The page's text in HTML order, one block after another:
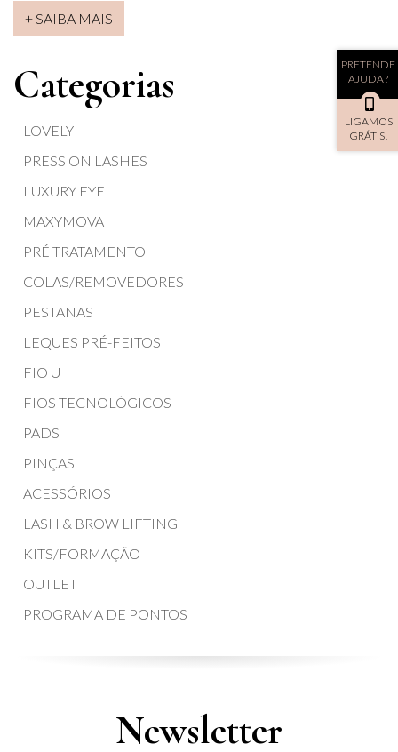
+ SAIBA MAIS
Categorias
LOVELY
PRESS ON LASHES
LUXURY EYE
MAXYMOVA
PRÉ TRATAMENTO
COLAS/REMOVEDORES
PESTANAS
LEQUES PRÉ-FEITOS
FIO U
FIOS TECNOLÓGICOS
PADS
PINÇAS
ACESSÓRIOS
LASH & BROW LIFTING
KITS/FORMAÇÃO
OUTLET
PROGRAMA DE PONTOS
Newsletter
PRETENDE
AJUDA?
LIGAMOS
GRÁTIS!